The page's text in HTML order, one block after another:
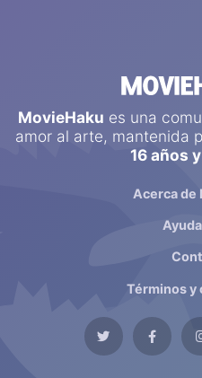
MovieHaku es una
amor al arte, mantenida
16 años
Acerca de
Términos y